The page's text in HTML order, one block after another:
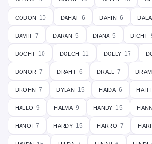
codon 10 dahat 6 dahin 6 dalai
damit 7 daran 5 diana 5 dicht
docht 10 dolch 11 dolly 17
donor 7 draht 6 drall 7
drohn 7 dylan 15 haida 6 haiti
hallo 9 halma 9 handy 15
hanoi 7 hardy 15 harro 7